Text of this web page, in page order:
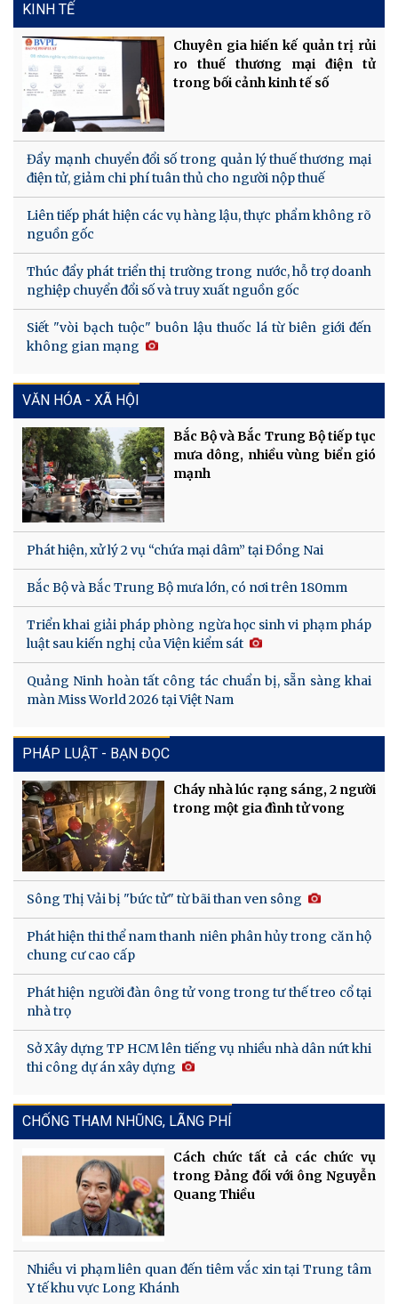
KINH TẾ
Chuyên gia hiến kế quản trị rủi
ro thuế thương mại điện tử
trong bối cảnh kinh tế số
Đẩy mạnh chuyển đổi số trong quản lý thuế thương mại
điện tử, giảm chi phí tuân thủ cho người nộp thuế
Liên tiếp phát hiện các vụ hàng lậu, thực phẩm không rõ
nguồn gốc
Thúc đẩy phát triển thị trường trong nước, hỗ trợ doanh
nghiệp chuyển đổi số và truy xuất nguồn gốc
Siết "vòi bạch tuộc" buôn lậu thuốc lá từ biên giới đến
không gian mạng
VĂN HÓA - XÃ HỘI
Bắc Bộ và Bắc Trung Bộ tiếp tục
mưa dông, nhiều vùng biển gió
mạnh
Phát hiện, xử lý 2 vụ “chứa mại dâm” tại Đồng Nai
Bắc Bộ và Bắc Trung Bộ mưa lớn, có nơi trên 180mm
Triển khai giải pháp phòng ngừa học sinh vi phạm pháp
luật sau kiến nghị của Viện kiểm sát
Quảng Ninh hoàn tất công tác chuẩn bị, sẵn sàng khai
màn Miss World 2026 tại Việt Nam
PHÁP LUẬT - BẠN ĐỌC
Cháy nhà lúc rạng sáng, 2 người
trong một gia đình tử vong
Sông Thị Vải bị "bức tử" từ bãi than ven sông
Phát hiện thi thể nam thanh niên phân hủy trong căn hộ
chung cư cao cấp
Phát hiện người đàn ông tử vong trong tư thế treo cổ tại
nhà trọ
Sở Xây dựng TP HCM lên tiếng vụ nhiều nhà dân nứt khi
thi công dự án xây dựng
CHỐNG THAM NHŨNG, LÃNG PHÍ
Cách chức tất cả các chức vụ
trong Đảng đối với ông Nguyễn
Quang Thiều
Nhiều vi phạm liên quan đến tiêm vắc xin tại Trung tâm
Y tế khu vực Long Khánh